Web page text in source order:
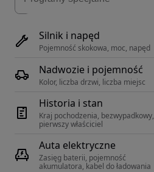
Silnik i napęd
Pojemność skokowa, moc, napęd
Nadwozie i pojemność
Kolor, liczba drzwi, liczba miejsc
Historia i stan
Kraj pochodzenia, bezwypadkowy,
pierwszy właściciel
Auta elektryczne
Zasięg baterii, pojemność
akumulatora, kabel do ładowania